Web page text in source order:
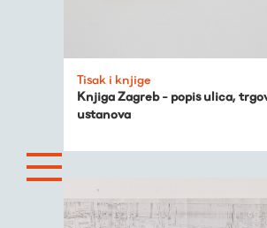
Tisak i knjige
Knjiga Zagreb - popis ulica,
ustanova